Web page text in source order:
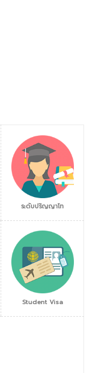
ระดับปริญญาโท
Student Visa